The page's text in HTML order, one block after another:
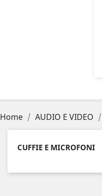
Home AUDIO E VIDEO
CUFFIE E MICROFONI